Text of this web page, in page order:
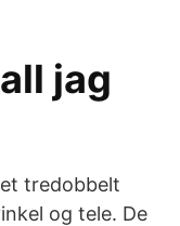
jag
tredobbelt
og tele. De